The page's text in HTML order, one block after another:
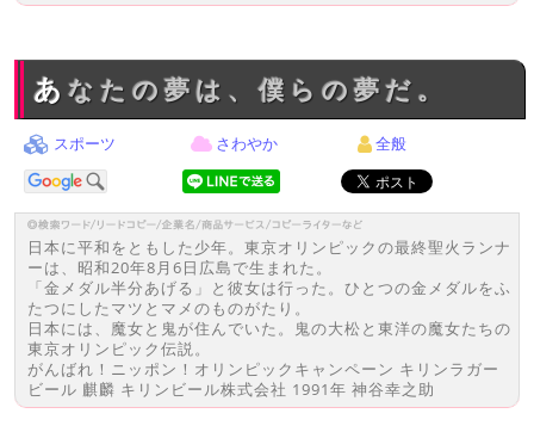
あなたの夢は、僕らの夢だ。
スポーツ さわやか 全般
日本に平和をともした少年。東京オリンピックの最終聖火ランナ
ーは、昭和20年8月6日広島で生まれた。
「金メダル半分あげる」と彼女は行った。ひとつの金メダルをふ
たつにしたマツとマメのものがたり。
日本には、魔女と鬼が住んでいた。鬼の大松と東洋の魔女たちの
東京オリンピック伝説。
がんばれ！ニッポン！オリンピックキャンペーン キリンラガー
ビール 麒麟 キリンビール株式会社 1991年 神谷幸之助